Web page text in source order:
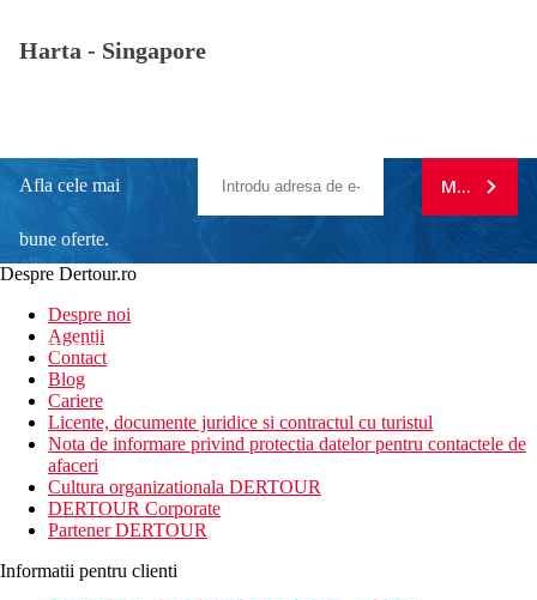
Harta - Singapore
Afla cele mai
bune oferte.
newsletter!
MA
Despre Dertour.ro
Despre noi
Agentii
Contact
Blog
Cariere
Licente, documente juridice si contractul cu turistul
Nota de informare privind protectia datelor pentru contactele de
afaceri
Cultura organizationala DERTOUR
DERTOUR Corporate
Partener DERTOUR
Informatii pentru clienti